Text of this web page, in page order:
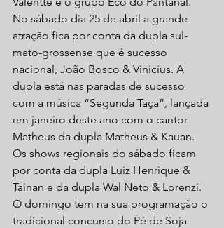
No sábado dia 25 de abril a grande
atração fica por conta da dupla sul-
mato-grossense que é sucesso
nacional, João Bosco & Vinicius. A
dupla está nas paradas de sucesso
com a música “Segunda Taça”, lançada
em janeiro deste ano com o cantor
Matheus da dupla Matheus & Kauan.
Os shows regionais do sábado ficam
por conta da dupla Luiz Henrique &
Tainan e da dupla Wal Neto & Lorenzi.
O domingo tem na sua programação o
tradicional concurso do Pé de Soja